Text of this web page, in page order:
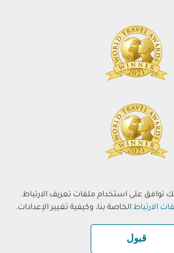
توافق على استخدام ملفات تعريف الارتباط.
الارتباط الخاصة بنا، وكيفية تغيير الإعدادات.
قبول